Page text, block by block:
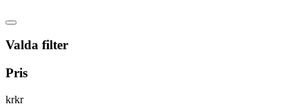
Valda filter
Pris
krkr